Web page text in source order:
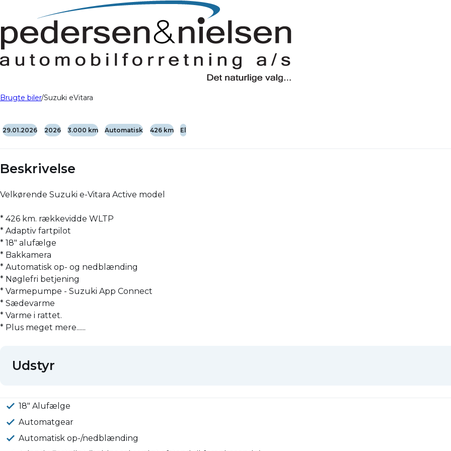
Brugte biler Suzuki eVitara
29.01.2026 2026 3.000 km Automatisk 426 km El
Beskrivelse
Velkørende Suzuki e-Vitara Active model
* 426 km. rækkevidde WLTP
* Adaptiv fartpilot
* 18" alufælge
* Bakkamera
* Automatisk op- og nedblænding
* Nøglefri betjening
* Varmepumpe - Suzuki App Connect
* Sædevarme
* Varme i rattet.
* Plus meget mere......
Udstyr
18" Alufælge
Automatgear
Automatisk op-/nedblænding